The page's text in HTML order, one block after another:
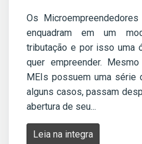
Os
enquadram em um
tributação e por isso uma
quer empreender.
MEIs possuem uma série
alguns casos, passam
abertura de seu...
Leia na integra